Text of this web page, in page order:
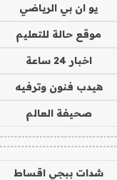
يو ان بي الرياضي
موقع حالة للتعليم
اخبار 24 ساعة
هيدب فنون وترفيه
صحيفة العالم
شدات ببجي اقساط